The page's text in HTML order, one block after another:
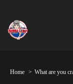
Home What are you